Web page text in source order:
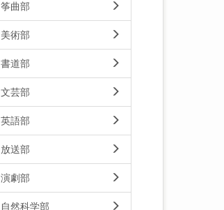
筝曲部
美術部
書道部
文芸部
英語部
放送部
演劇部
自然科学部